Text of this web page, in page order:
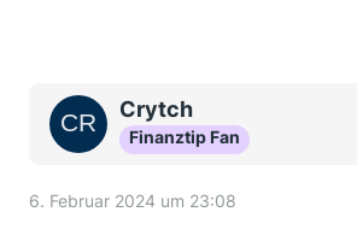
Crytch
Finanztip Fan
6. Februar 2024 um 23:08